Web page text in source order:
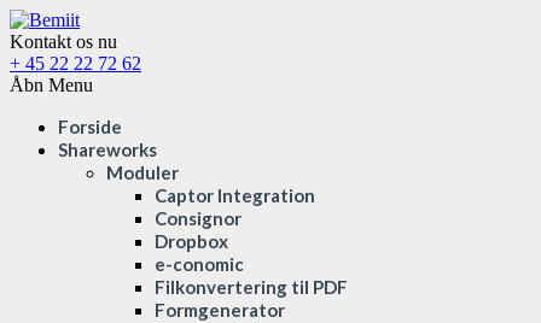
Kontakt os nu
+ 45 22 22 72 62
Åbn Menu
Forside
Shareworks
Moduler
Captor Integration
Consignor
Dropbox
e-conomic
Filkonvertering til PDF
Formgenerator